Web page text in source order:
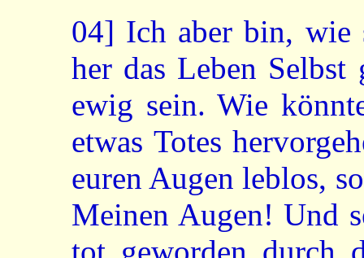
04] Ich aber bin, wie
her das Leben Selbst
ewig sein. Wie
etwas Totes
euren Augen leblos,
Meinen Augen! Und
tot geworden durch